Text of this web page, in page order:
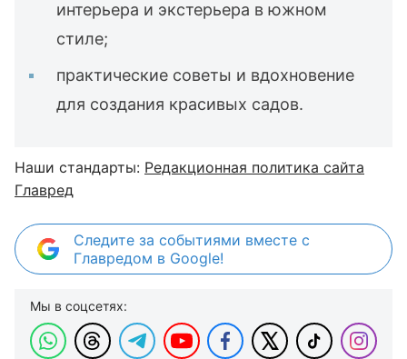
интерьера и экстерьера в южном
стиле;
практические советы и вдохновение
для создания красивых садов.
Наши стандарты: Редакционная политика сайта
Главред
Следите за событиями вместе с
Главредом в Google!
Мы в соцсетях: